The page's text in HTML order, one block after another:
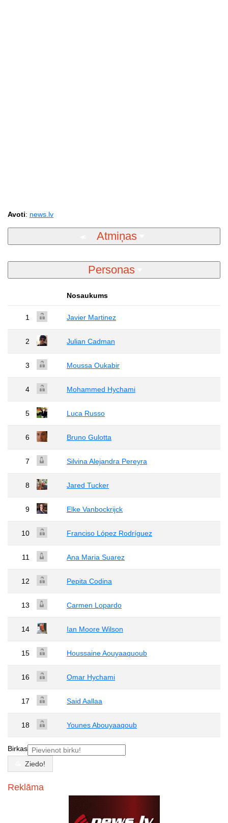
Avoti: news.lv
Atmiņas
Personas
Nosaukums
1 Javier Martinez
2 Julian Cadman
3 Moussa Oukabir
4 Mohammed Hychami
5 Luca Russo
6 Bruno Gulotta
7 Silvina Alejandra Pereyra
8 Jared Tucker
9 Elke Vanbockrijck
10 Franciso López Rodríguez
11 Ana Maria Suarez
12 Pepita Codina
13 Carmen Lopardo
14 Ian Moore Wilson
15 Houssaine Aouyaaquoub
16 Omar Hychami
17 Said Aallaa
18 Younes Abouyaaqoub
Birkas
Ziedo!
Reklāma